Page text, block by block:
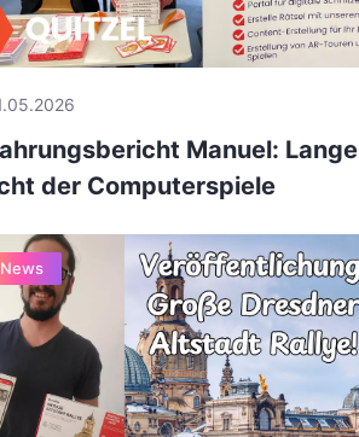
Manuel: Lange
der Computerspiele
News